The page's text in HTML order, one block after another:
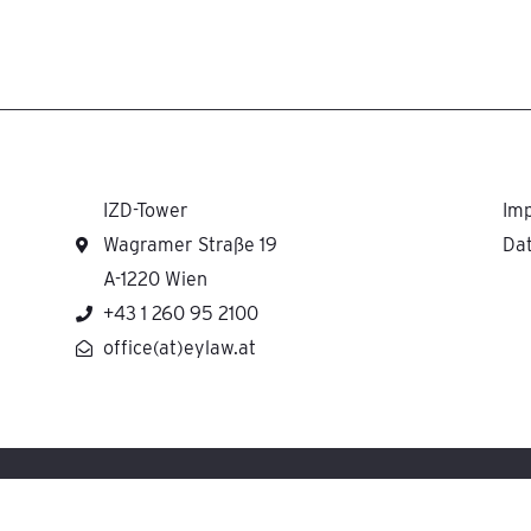
IZD-Tower
Wagramer Straße 19
A-1220 Wien
+43 1 260 95 2100
office(at)eylaw.at